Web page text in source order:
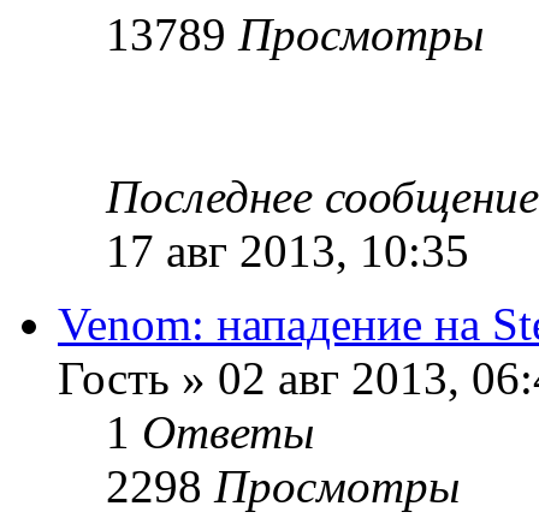
13789 Просмотры
Последнее
17 авг 2013, 10:35
Venom: нападение на
Гость » 02 авг 2013,
1 Ответы
2298 Просмотры